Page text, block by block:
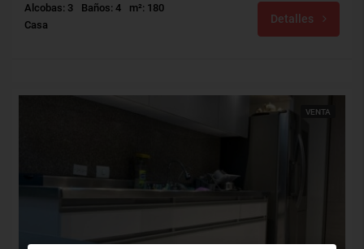
Alcobas: 3 Baños: 4
m²: 180
Casa
Detalles
VENTA